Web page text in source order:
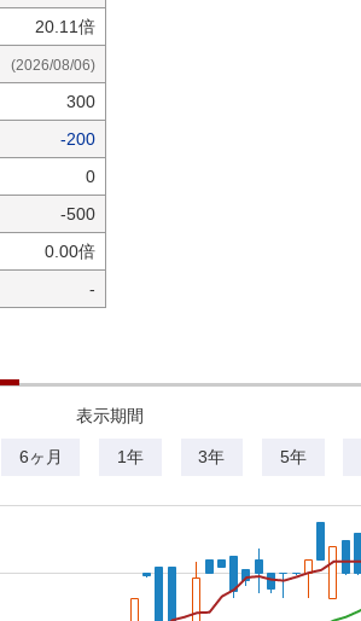
20.11倍
(2026/08/06)
300
-200
0
-500
0.00倍
-
表示期間
6ヶ月 1年 3年 5年